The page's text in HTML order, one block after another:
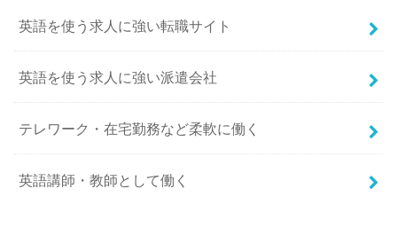
英語を使う求人に強い転職サイト
英語を使う求人に強い派遣会社
テレワーク・在宅勤務など柔軟に働く
英語講師・教師として働く